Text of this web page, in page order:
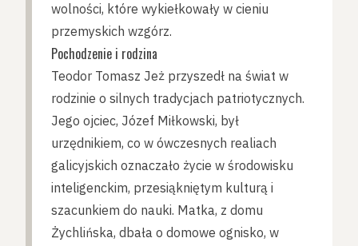
wolności, które wykiełkowały w cieniu
przemyskich wzgórz.
Pochodzenie i rodzina
Teodor Tomasz Jeż przyszedł na świat w
rodzinie o silnych tradycjach patriotycznych.
Jego ojciec, Józef Miłkowski, był
urzędnikiem, co w ówczesnych realiach
galicyjskich oznaczało życie w środowisku
inteligenckim, przesiąkniętym kulturą i
szacunkiem do nauki. Matka, z domu
Żychlińska, dbała o domowe ognisko, w